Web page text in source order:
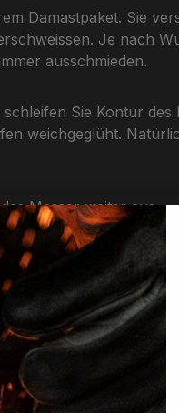
Damastpaket. Sie
Je nach
ausschmieden.
Sie Kontur
weichgeglüht.
Messer weiter aus.
Feilen und den
perfekt aussieht!
verzugfreie Härten
wie Nussbaum,